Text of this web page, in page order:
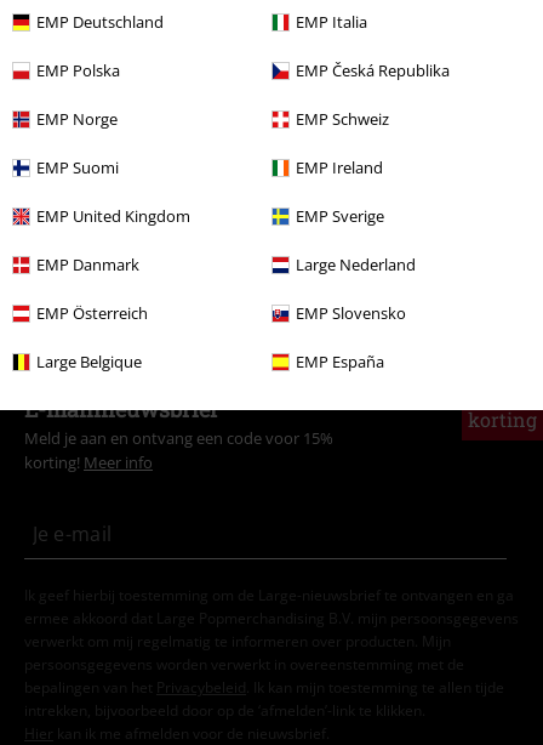
EMP Deutschland EMP Italia
EMP Polska EMP Česká Republika
EMP Norge EMP Schweiz
EMP Suomi EMP Ireland
EMP United Kingdom EMP Sverige
EMP Danmark Large Nederland
EMP Österreich EMP Slovensko
Large Belgique EMP España
Kleding Middellange jurken
Nieuw Kleding
Kleding & accessoires Jurken
Sale %
Sale %
korting
E-mailnieuwsbrief
Meld je aan en ontvang een code voor 15%
korting! Meer info
Ik geef hierbij toestemming om de Large-nieuwsbrief te ontvangen en ga
ermee akkoord dat Large Popmerchandising B.V. mijn persoonsgegevens
verwerkt om mij regelmatig te informeren over producten. Mijn
persoonsgegevens worden verwerkt in overeenstemming met de
bepalingen van het
Privacybeleid . Ik kan mijn toestemming te allen tijde
intrekken, bijvoorbeeld door op de ‘afmelden’-link te klikken.
Hier kan ik me afmelden voor de nieuwsbrief.